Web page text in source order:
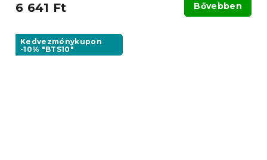
6 641 Ft Bővebben
Kedvezménykupon
-10% "BTS10"